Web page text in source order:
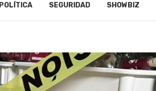
POLÍTICA SEGURIDAD SHOWBIZ